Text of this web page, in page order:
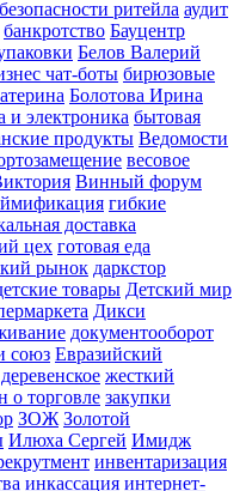
ритейла аудит
банкротство Бауцентр
Белов Валерий
чат-боты бирюзовые
Болотова Ирина
и электроника бытовая
продукты Ведомости
весовое
Винный форум
гибкие
доставка
цех готовая еда
рынок даркстор
товары Детский мир
Дикси
документооборот
союз Евразийский
жесткий
о торговле закупки
ЗОЖ Золотой
Илюха Сергей Имидж
инвентаризация
инкассация интернет-